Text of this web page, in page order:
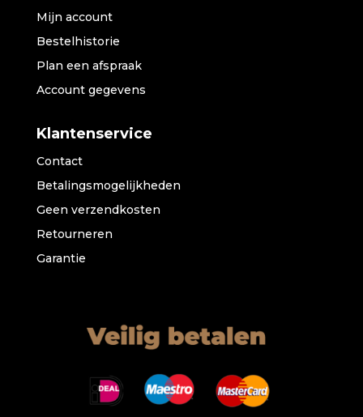
Mijn account
Bestelhistorie
Plan een afspraak
Account gegevens
Klantenservice
Contact
Betalingsmogelijkheden
Geen verzendkosten
Retourneren
Garantie